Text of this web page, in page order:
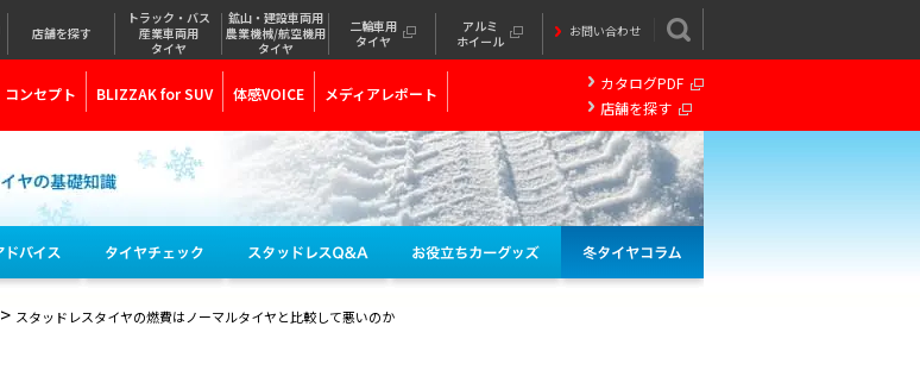
お問い合わせ
店舗を探す
トラック・バス
産業車両用
タイヤ
鉱山・建設車両用
農業機械/航空機用
タイヤ
二輪車用
タイヤ
アルミ
ホイール
コンセプト BLIZZAK for SUV 体感VOICE メディアレポート
カタログPDF
店舗を探す
> スタッドレスタイヤの燃費はノーマルタイヤと比較して悪いのか